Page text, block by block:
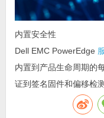
内置安全性
Dell EMC PowerEdge
内置到产品生命周期的
证到签名固件和偏移检